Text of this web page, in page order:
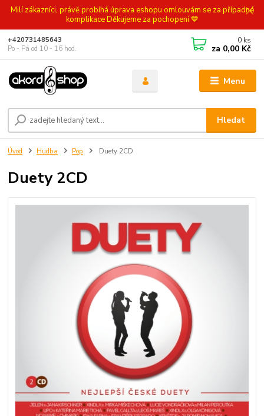
Milí zákazníci, právě probíhá úprava eshopu omlouvám se za případné
komplikace Děkujeme za pochopení 💙
Menu
Hledat
+420731485643
Po - Pá od 10 - 16 hod.
0 ks
za 0,00 Kč
Úvod Hudba Pop Duety 2CD
Duety 2CD